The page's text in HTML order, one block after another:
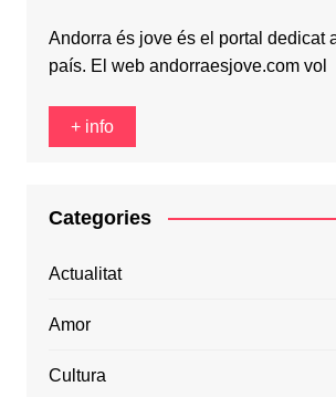
Andorra és jove és el portal dedicat
país. El web andorraesjove.com vol
+ info
Categories
Actualitat
Amor
Cultura